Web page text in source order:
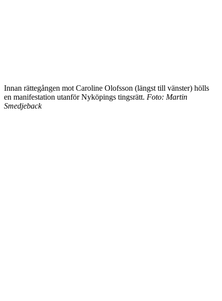
Innan rättegången mot Caroline Olofsson (längst till vänster) hölls
en manifestation utanför Nyköpings tingsrätt. Foto: Martin
Smedjeback